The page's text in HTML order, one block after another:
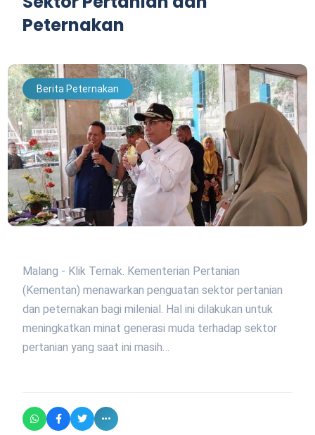
Peternakan
Berita Peternakan
Malang - Klik Ternak. Kementerian Pertanian
(Kementan) menawarkan penguatan sektor pertanian
dan peternakan bagi milenial. Hal ini dilakukan untuk
meningkatkan minat generasi muda terhadap sektor
pertanian yang saat ini masih…